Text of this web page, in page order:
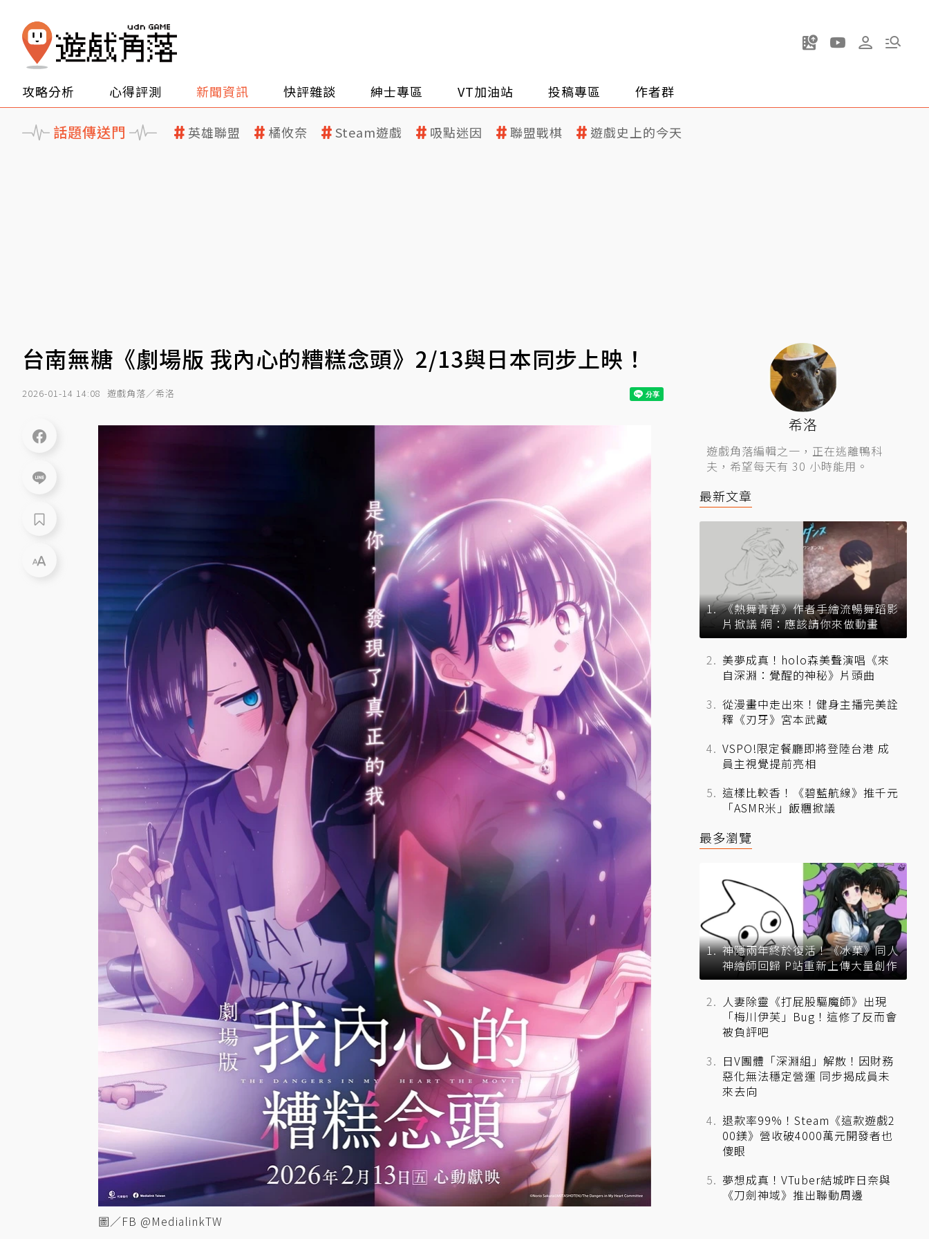
攻略分析 心得評測 新聞資訊 快評雜談 紳士專區 VT加油站 投稿專區 作者群
話題傳送門 英雄聯盟 橘攸奈 Steam遊戲 吸點迷因 聯盟戰棋 遊戲史上的今天
台南無糖《劇場版 我內心的糟糕念頭》2/13與日本同步上映！
2026-01-14 14:08 遊戲角落／希洛
圖／FB @MedialinkTW
希洛
遊戲角落編輯之一，正在逃離鴨科
夫，希望每天有 30 小時能用。
最新文章
《熱舞青春》作者手繪流暢舞蹈影
片掀議 網：應該請你來做動畫
美夢成真！holo森美聲演唱《來
自深淵：覺醒的神秘》片頭曲
從漫畫中走出來！健身主播完美詮
釋《刃牙》宮本武藏
VSPO!限定餐廳即將登陸台港 成
員主視覺提前亮相
這樣比較香！《碧藍航線》推千元
「ASMR米」飯糰掀議
最多瀏覽
神隱兩年終於復活！《冰菓》同人
神繪師回歸 P站重新上傳大量創作
人妻除靈《打屁股驅魔師》出現
「梅川伊芙」Bug！這修了反而會
被負評吧
日V團體「深淵組」解散！因財務
惡化無法穩定營運 同步揭成員未
來去向
退款率99%！Steam《這款遊戲2
00鎂》營收破4000萬元開發者也
傻眼
夢想成真！VTuber結城昨日奈與
《刀劍神域》推出聯動周邊